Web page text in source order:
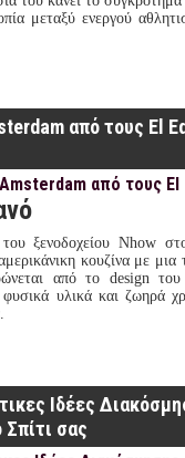
μεταξύ ενεργού
από τους El
ξενοδοχείου Nhow
κουζίνα με
από το design του
υλικά και ζωηρά
Ιδέες
σας